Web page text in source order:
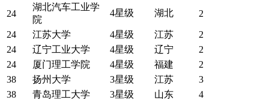
24
湖北汽车工业学
院
4星级 湖北 2
24 江苏大学 4星级 江苏
2
24
辽宁工业大学 4星级 辽宁
2
24
厦门理工学院 4星级 福建
2
38
扬州大学 3星级 江苏
3
38
青岛理工大学 3星级 山东
4